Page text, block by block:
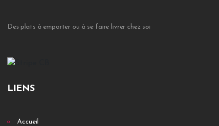
Des plats à emporter ou à se faire livrer chez soi
LIENS
Accueil